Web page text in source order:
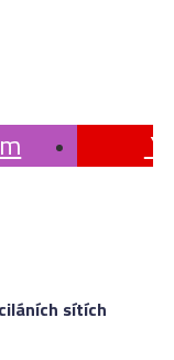
sítích